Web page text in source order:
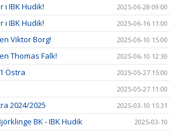
i IBK Hudik! 2025-06-28 09:00
IBK Hudik! 2025-06-16 11:00
Viktor Borg! 2025-06-10 15:00
Thomas Falk! 2025-06-10 12:30
Östra
2025-05-27 15:00
2025-05-27 11:00
2024/2025 2025-03-10 15:31
BK - IBK Hudik 2025-03-10